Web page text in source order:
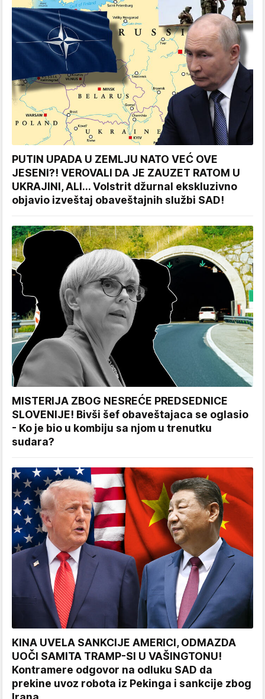
PUTIN UPADA U ZEMLJU NATO VEĆ OVE
JESENI?! VEROVALI DA JE ZAUZET RATOM U
UKRAJINI, ALI... Volstrit džurnal ekskluzivno
objavio izveštaj obaveštajnih službi SAD!
MISTERIJA ZBOG NESREĆE PREDSEDNICE
SLOVENIJE! Bivši šef obaveštajaca se oglasio
- Ko je bio u kombiju sa njom u trenutku
sudara?
KINA UVELA SANKCIJE AMERICI, ODMAZDA
UOČI SAMITA TRAMP-SI U VAŠINGTONU!
Kontramere odgovor na odluku SAD da
prekine uvoz robota iz Pekinga i sankcije zbog